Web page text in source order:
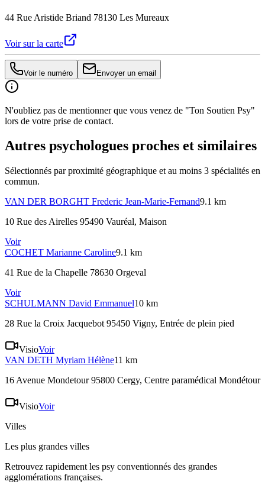
44 Rue Aristide Briand 78130 Les Mureaux
Voir sur la carte
Voir le numéro Envoyer un email
N'oubliez pas de mentionner que vous venez de "Ton Soutien Psy"
lors de votre prise de contact.
Autres psychologues proches et similaires
Sélectionnés par proximité géographique et au moins 3 spécialités en
commun.
VAN DER BORGHT Frederic Jean-Marie-Fernand9.1 km
10 Rue des Airelles 95490 Vauréal, Maison
Voir
COCHET Marianne Caroline9.1 km
41 Rue de la Chapelle 78630 Orgeval
Voir
SCHULMANN David Emmanuel10 km
28 Rue la Croix Jacquebot 95450 Vigny, Entrée de plein pied
VisioVoir
VAN DETH Myriam Hélène11 km
16 Avenue Mondetour 95800 Cergy, Centre paramédical Mondétour
VisioVoir
Villes
Les plus grandes villes
Retrouvez rapidement les psy conventionnés des grandes
agglomérations françaises.